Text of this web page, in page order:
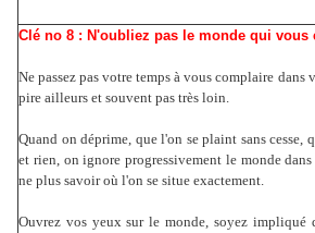
Clé no 8 : N'oubliez pas le monde qui vous
Ne passez pas votre temps à vous complaire
pire ailleurs et souvent pas très loin.
Quand on déprime, que l'on se plaint sans cesse,
et rien, on ignore progressivement le monde
ne plus savoir où l'on se situe exactement.
Ouvrez vos yeux sur le monde, soyez impliqué